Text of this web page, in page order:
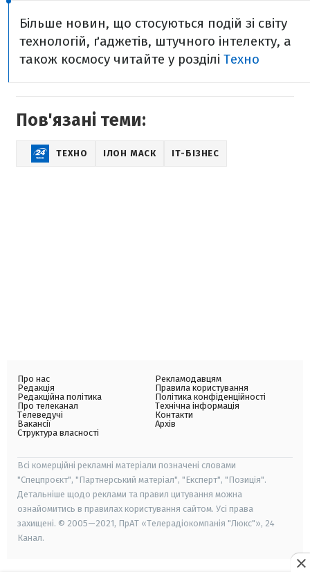
Більше новин, що стосуються подій зі світу
технологій, ґаджетів, штучного інтелекту, а
також космосу читайте у розділі Техно
Пов'язані теми:
ТЕХНО ІЛОН МАСК IT-БІЗНЕС
Про нас
Редакція
Редакційна політика
Про телеканал
Телеведучі
Вакансії
Структура власності
Рекламодавцям
Правила користування
Політика конфіденційності
Технічна інформація
Контакти
Архів
Всі комерційні рекламні матеріали позначені словами
"Спецпроєкт", "Партнерський матеріал", "Експерт", "Позиція".
Детальніше щодо реклами та правил цитування можна
ознайомитись в правилах користування сайтом. Усі права
захищені. © 2005—2021, ПрАТ «Телерадіокомпанія "Люкс"», 24
Канал.